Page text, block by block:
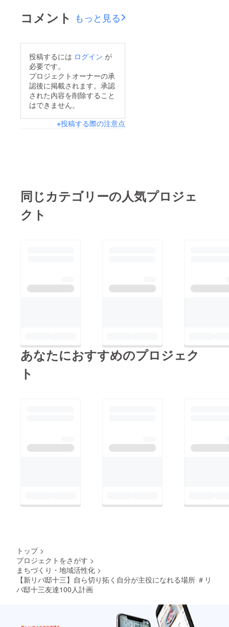
コメント もっと見る
投稿するには ログイン が
必要です。
プロジェクトオーナーの承
認後に掲載されます。承認
された内容を削除すること
はできません。
※投稿する際の注意点
同じカテゴリーの人気プロジェ
クト
あなたにおすすめのプロジェク
ト
トップ >
プロジェクトをさがす >
まちづくり・地域活性化 >
【新リバ邸十三】自ら切り拓く自分が主役になれる場所 ＃リ
バ邸十三友達100人計画